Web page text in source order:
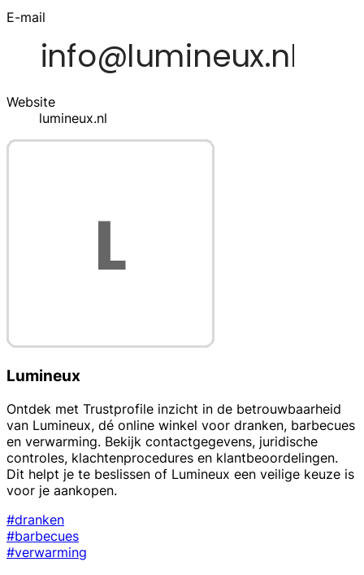
E-mail
Website
lumineux.nl
Lumineux
Ontdek met Trustprofile inzicht in de betrouwbaarheid
van Lumineux, dé online winkel voor dranken, barbecues
en verwarming. Bekijk contactgegevens, juridische
controles, klachtenprocedures en klantbeoordelingen.
Dit helpt je te beslissen of Lumineux een veilige keuze is
voor je aankopen.
#dranken
#barbecues
#verwarming